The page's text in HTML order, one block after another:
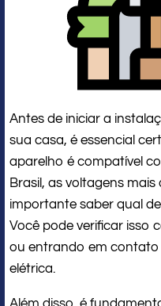
Antes de iniciar a
sua casa, é essencial
aparelho é compatível
Brasil, as voltagens mais
importante saber qual
Você pode verificar isso
ou entrando em
elétrica.